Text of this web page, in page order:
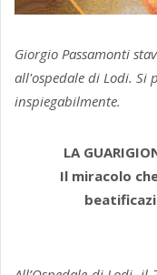
Giorgio Passamonti
all'ospedale di Lodi. Si
inspiegabilmente.
LA
Il miracolo